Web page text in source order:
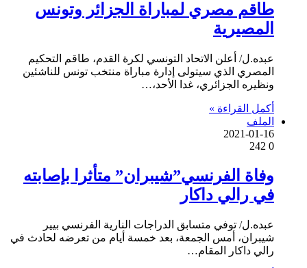
طاقم مصري لمباراة الجزائر وتونس
المصيرية
عبده.ل/ أعلن الاتحاد التونسي لكرة القدم، طاقم التحكيم
المصري الذي سيتولى إدارة مباراة منتخب تونس للناشئين
ونظيره الجزائري، غدا الأحد،…
أكمل القراءة »
الملف
2021-01-16
0
وفاة الفرنسي”شيبران” متأثرا بإصابته
في رالي داكار
عبده.ل/ توفي متسابق الدراجات النارية الفرنسي بيير
شيبران، أمس الجمعة، بعد خمسة أيام من تعرضه لحادث في
رالي داكار المقام…